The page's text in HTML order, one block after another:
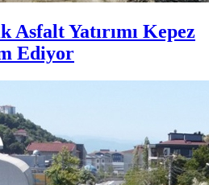
Asfalt Yatırımı Kepez
Ediyor